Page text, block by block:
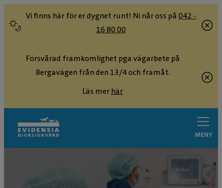
Vi finns här för er dygnet runt! Ni når oss på 042 -
16 80 00
Försvårad framkomlighet pga vägarbete på
Bergavägen från den 13/4 och framåt.
Läs merhär
MENY